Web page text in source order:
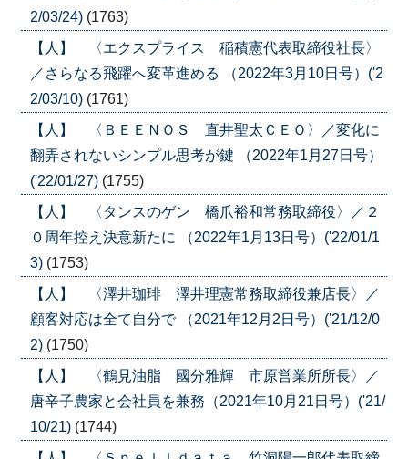
2/03/24) (1763)
【人】 〈エクスプライス 稲積憲代表取締役社長〉
／さらなる飛躍へ変革進める （2022年3月10日号）('2
2/03/10) (1761)
【人】 〈ＢＥＥＮＯＳ 直井聖太ＣＥＯ〉／変化に
翻弄されないシンプル思考が鍵 （2022年1月27日号）
('22/01/27) (1755)
【人】 〈タンスのゲン 橋爪裕和常務取締役〉／２
０周年控え決意新たに （2022年1月13日号）('22/01/1
3) (1753)
【人】 〈澤井珈琲 澤井理憲常務取締役兼店長〉／
顧客対応は全て自分で （2021年12月2日号）('21/12/0
2) (1750)
【人】 〈鶴見油脂 國分雅輝 市原営業所所長〉／
唐辛子農家と会社員を兼務（2021年10月21日号）('21/
10/21) (1744)